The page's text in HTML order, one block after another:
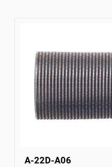
A-22D-A06